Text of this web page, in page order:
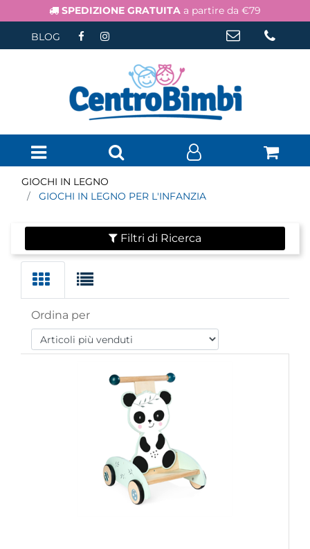
SPEDIZIONE GRATUITA a partire da €79
BLOG
Open menu
GIOCHI IN LEGNO
GIOCHI IN LEGNO PER L'INFANZIA
Filtri di Ricerca
Ordina per